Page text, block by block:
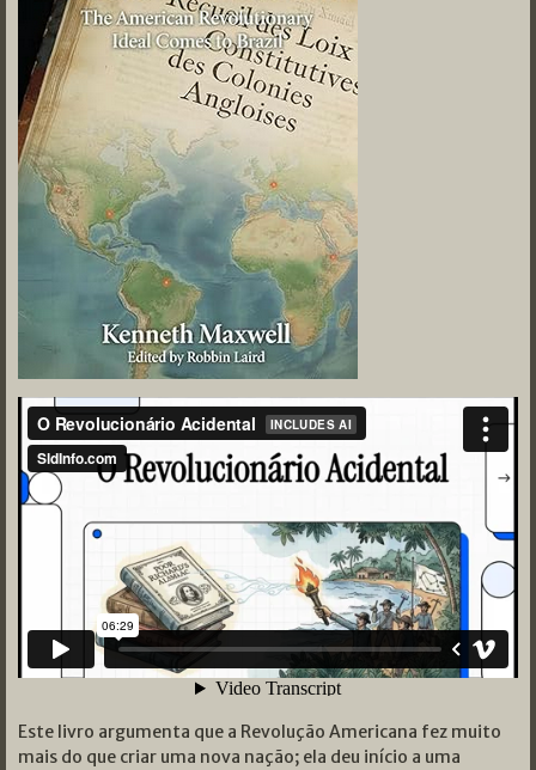
Este livro argumenta que a Revolução Americana fez muito
mais do que criar uma nova nação; ela deu início a uma